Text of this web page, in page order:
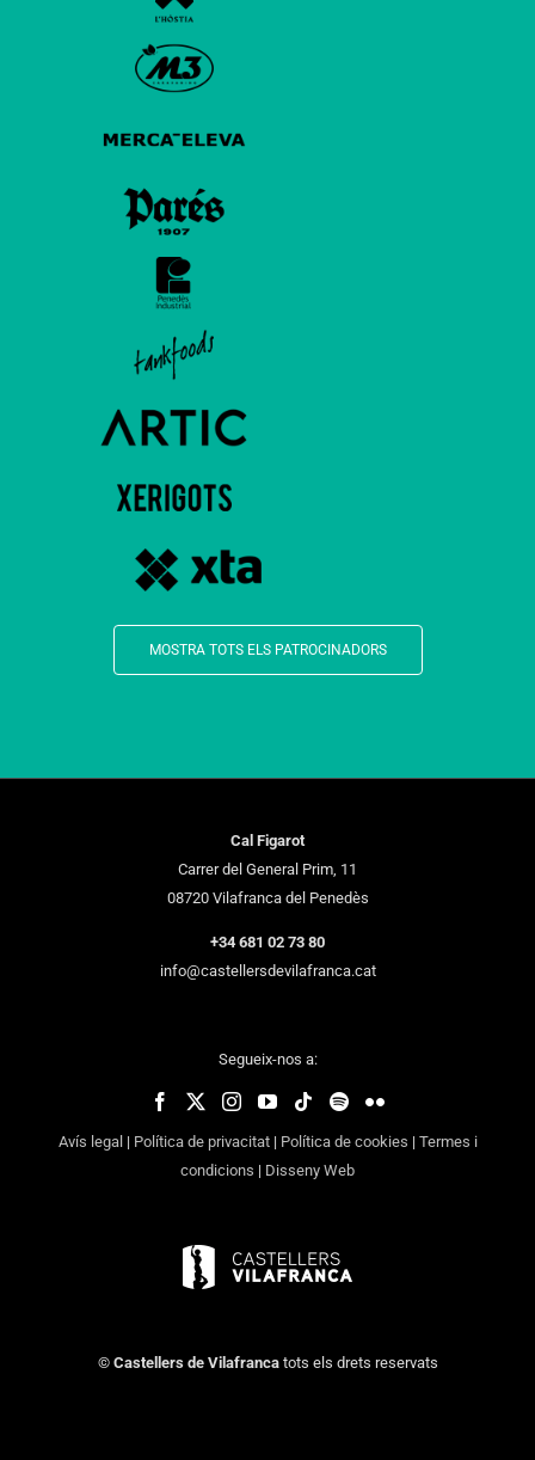
MOSTRA TOTS ELS PATROCINADORS
Cal Figarot
Carrer del General Prim, 11
08720 Vilafranca del Penedès
+34 681 02 73 80
info@castellersdevilafranca.cat
Segueix-nos a:
Avís legal | Política de privacitat| Política de cookies | Termes i
condicions | Disseny Web
© Castellers de Vilafrancatots els drets reservats